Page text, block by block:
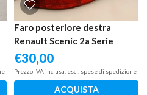
Faro posteriore destra
Renault Scenic 2a Serie
(2003 – 2009) 1.6 82 KW
benzina 8200474327 K4M
T7
€30,00
Prezzo IVA inclusa, escl. spese di spedizione
ACQUISTA